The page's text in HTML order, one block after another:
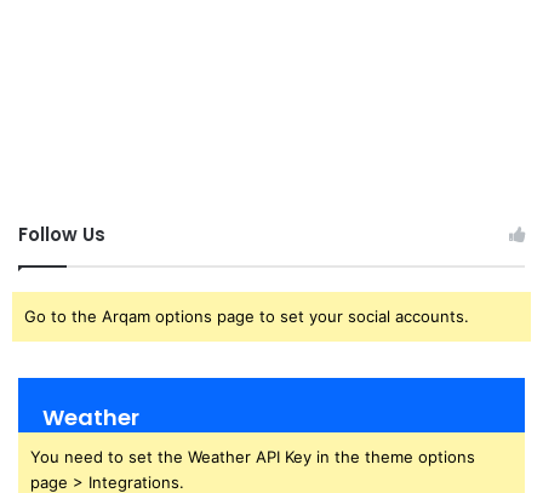
Follow Us
Go to the Arqam options page to set your social accounts.
Weather
You need to set the Weather API Key in the theme options
page > Integrations.